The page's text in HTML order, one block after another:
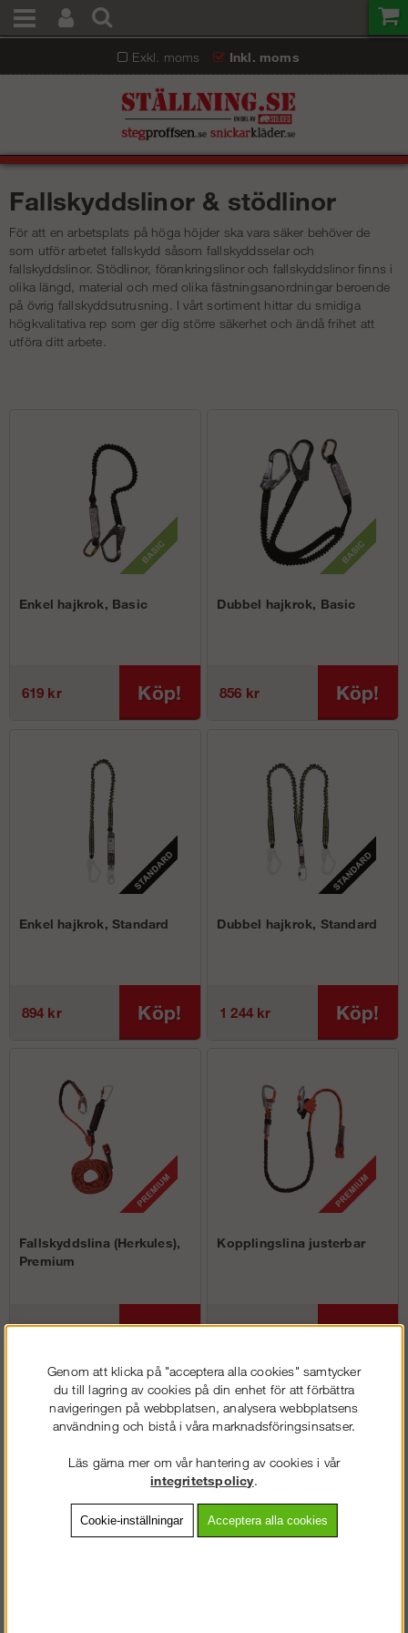
Exkl. moms Inkl. moms
Fallskyddslinor & stödlinor
För att en arbetsplats på höga höjder ska vara säker behöver de
som utför arbetet fallskydd såsom fallskyddsselar och
fallskyddslinor. Stödlinor, förankringslinor och fallskyddslinor finns i
olika längd, material och med olika fästningsanordningar beroende
på övrig fallskyddsutrusning. I vårt sortiment hittar du smidiga
högkvalitativa rep som ger dig större säkerhet och ändå frihet att
utföra ditt arbete.
Enkel hajkrok, Basic
619 kr Köp!
Dubbel hajkrok, Basic
856 kr Köp!
Enkel hajkrok, Standard
894 kr Köp!
Dubbel hajkrok, Standard
1 244 kr Köp!
Fallskyddslina (Herkules),
Premium
2 488 kr Köp!
Kopplingslina justerbar
fr. 1 613 kr Köp!
Genom att klicka på "acceptera alla cookies" samtycker
du till lagring av cookies på din enhet för att förbättra
navigeringen på webbplatsen, analysera webbplatsens
användning och bistå i våra marknadsföringsinsatser.
Läs gärna mer om vår hantering av cookies i vår
integritetspolicy.
Cookie-inställningar Acceptera alla cookies